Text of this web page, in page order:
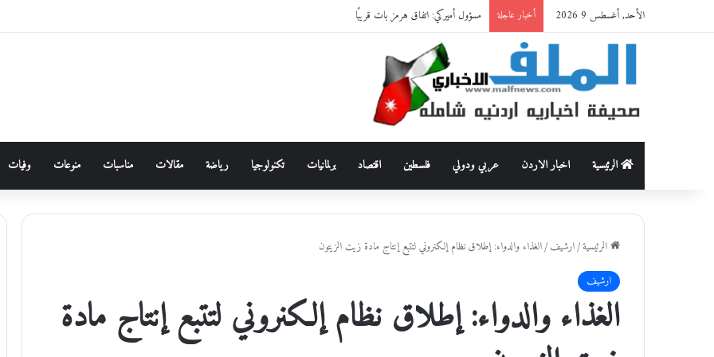
الأحد, أغسطس 9 2026 أخبار عاجلة مسؤول أميركي: اتفاق هرمز بات قريبًا
الرئيسية اخبار الاردن عربي ودولي فلسطين اقتصاد برلمانيات تكنولوجيا رياضة مقالات مناسبات منوعات وفيات
الرئيسية/ارشيف/الغذاء والدواء: إطلاق نظام إلكنروني لتتبع إنتاج مادة زيت الزيتون
ارشيف
الغذاء والدواء: إطلاق نظام إلكنروني لتتبع إنتاج مادة